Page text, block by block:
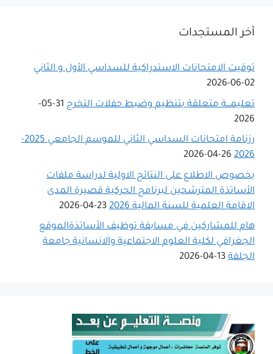
أخر المستجدات
توقيت الامتحانات الاستدراكية للسداسي اﻷول و الثاني
02-06-2026
تعليمـــة متعلقة بتنظيم وضبط حفلات التخرج
31-05-
2026
رزنامة امتحانات السداسي الثاني للموسم الجامعي 2025-
2026
26-04-2026
بخصوص الاطلاع على النتائج الاولية لدراسة ملفات
الأساتذة المترشحين لبرنامج الحركية قصيرة المدى
الاقامة العلمية للسنة المالية 2026
23-04-2026
هام للمشاركين في مسابقة توظيف الأساتذةالموقع
الجغرافي لكلية العلوم الاجتماعية والانسانية جامعة
الجلفة 13-04-2026